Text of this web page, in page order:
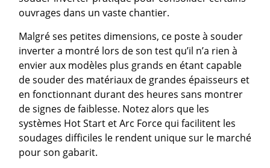
ouvrages dans un vaste chantier.
Malgré ses petites dimensions, ce poste à souder
inverter a montré lors de son test qu’il n’a rien à
envier aux modèles plus grands en étant capable
de souder des matériaux de grandes épaisseurs et
en fonctionnant durant des heures sans montrer
de signes de faiblesse. Notez alors que les
systèmes Hot Start et Arc Force qui facilitent les
soudages difficiles le rendent unique sur le marché
pour son gabarit.